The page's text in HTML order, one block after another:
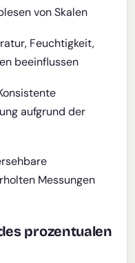
von Skalen
Feuchtigkeit,
beeinflussen
aufgrund der
Messungen
prozentualen